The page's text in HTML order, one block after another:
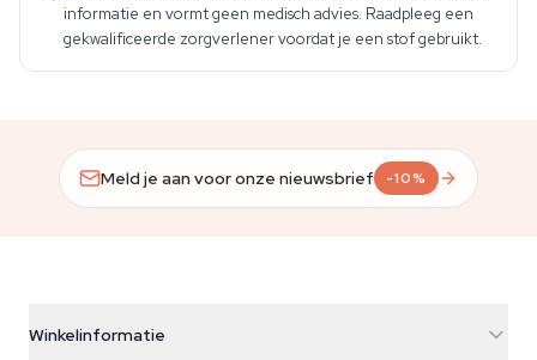
informatie en vormt geen medisch advies. Raadpleeg een
gekwalificeerde zorgverlener voordat je een stof gebruikt.
Meld je aan voor onze nieuwsbrief -10%
Winkelinformatie